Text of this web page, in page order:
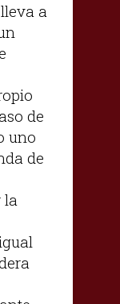
a
de
uno
de
la